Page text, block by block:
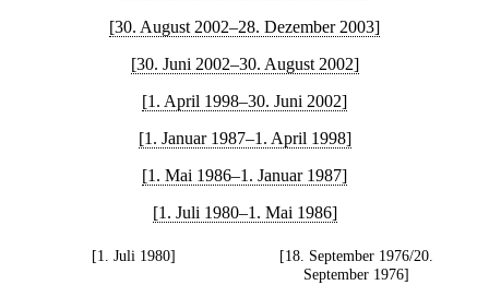
[30. August 2002–28. Dezember 2003]
[30. Juni 2002–30. August 2002]
[1. April 1998–30. Juni 2002]
[1. Januar 1987–1. April 1998]
[1. Mai 1986–1. Januar 1987]
[1. Juli 1980–1. Mai 1986]
[1. Juli 1980]
[18. September 1976/20.
September 1976]